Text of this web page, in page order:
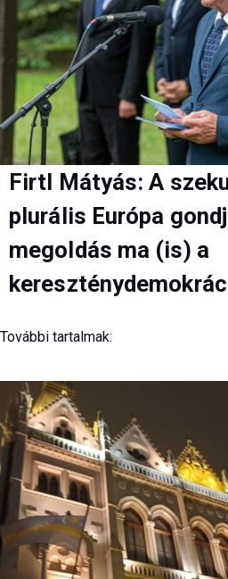
Firtl Mátyás: A
plurális Európa
megoldás ma (is) a
További tartalmak: